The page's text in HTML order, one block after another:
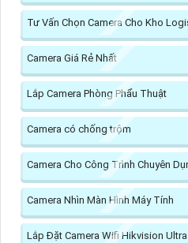
Tư Vấn Chọn Camera Cho Kho
Camera Giá Rẻ Nhất
Lắp Camera Phòng Phẩu Thuật
Camera có chống trộm
Camera Cho Công Trình Chuyên
Camera Nhìn Màn Hình Máy Tính
Lắp Đặt Camera Wifi Hikvision